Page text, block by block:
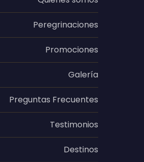
Peregrinaciones
Promociones
Galería
Preguntas Frecuentes
Testimonios
Destinos